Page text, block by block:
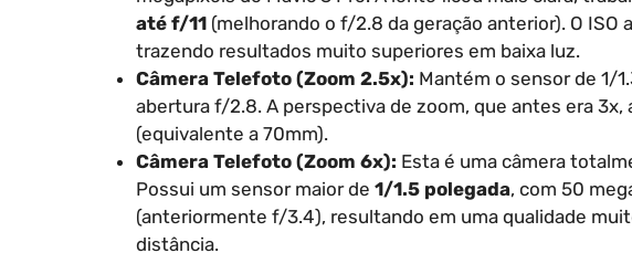
até f/11 (melhorando o f/2.8 da geração anterior). O ISO
trazendo resultados muito superiores em baixa luz.
Câmera Telefoto (Zoom 2.5x): Mantém o sensor de 1/
abertura f/2.8. A perspectiva de zoom, que antes era 3x,
(equivalente a 70mm).
Câmera Telefoto (Zoom 6x): Esta é uma câmera
Possui um sensor maior de 1/1.5 polegada, com 50
(anteriormente f/3.4), resultando em uma qualidade
distância.